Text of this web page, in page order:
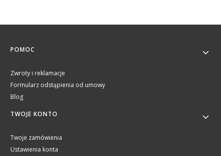
Linki w stopce
POMOC
Zwroty i reklamacje
Formularz odstąpienia od umowy
Blog
TWOJE KONTO
Twoje zamówienia
Ustawienia konta